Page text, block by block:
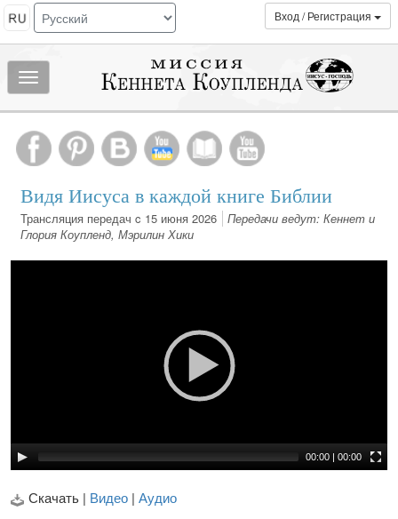
Вход / Регистрация
Показать/
скрыть
МЕНЮ
Видя Иисуса в каждой книге Библии
Трансляция передач c 15 июня 2026
Передачи ведут: Кеннет и
Глория Коупленд, Мэрилин Хики
00:00 | 00:00
Скачать | Видео | Аудио